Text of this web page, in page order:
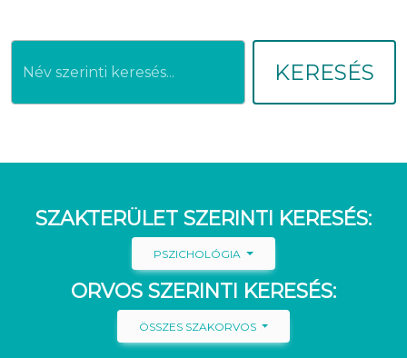
KERESÉS
SZAKTERÜLET SZERINTI KERESÉS:
PSZICHOLÓGIA
ORVOS SZERINTI KERESÉS:
ÖSSZES SZAKORVOS